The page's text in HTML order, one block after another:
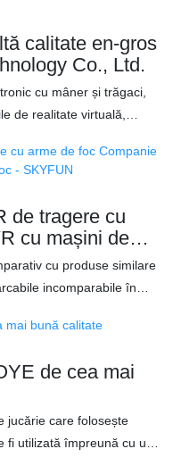
calitate en-gros
Co., Ltd.
cu mâner și trăgaci,
de realitate virtuală,
și butoane care permit
lumea în jocurile VR, cum
jocului și poate face
✅ Husă
✅ Baterie litiu de
a bateriei ✅ Căști VR
de joc ✅ Suport
de tragere cu
cu mașini de
cu produse similare
incomparabile în
rezumă defectele
fi personalizate în funcție
armă VR este un
care oferă o
gamepad-ul pentru a vă
de cea mai
jucărie care folosește
fi utilizată împreună cu un